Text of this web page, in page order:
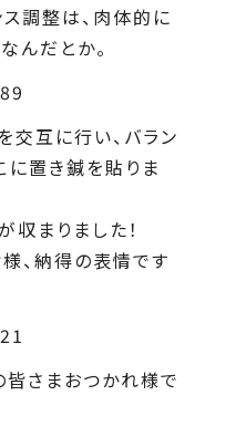
調整は、肉体的に
んだとか。
交互に行い、バラン
に置き鍼を貼りま
収まりました！
、納得の表情です
皆さまおつかれ様で